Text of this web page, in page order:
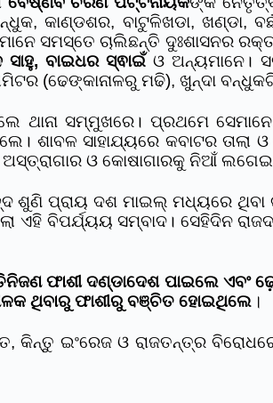
କାଣ୍ଡଶର, ବାଟୁଳିଖଡା, ଖଣ୍ଡା,
ସମସ୍ତେ ଚାଲିଛନ୍ତି ଦୁଃଶାସନର
ବାଇଧର ସ୍ଵାଇଁଓ ଅନ୍ୟମାନେ।
(ଢେଙ୍କାନାଳରୁ ମଢି), ଖୁନ୍ଦା
ଥାନା ସମ୍ମୁଖରେ। ପ୍ରଥମେ
ସାହାଯ୍ୟରେ କବାଟର ତାଲା
ଅସ୍ତ୍ରାଗାର ଓ କୋଷାଗାରକୁ ନିଆଁ
ଶୁଣି ପ୍ରାୟ ଦଶ ମାଇଲ୍ ମଧ୍ୟରେ
ଏହି ବିପର୍ଯ୍ୟୟ ସମ୍ବାଦ। ସେହିଦିନ
ଫାଶୀ ଦଣ୍ଡାଦେଶ ପାଇଲେ ଏବଂ
ଥିବାରୁ ଫାଶୀରୁ ବଞ୍ଚିତ ହୋଇଥିଲେ ।
କିନ୍ତୁ ଇଂରେଜ ଓ ରାଜତନ୍ତ୍ର